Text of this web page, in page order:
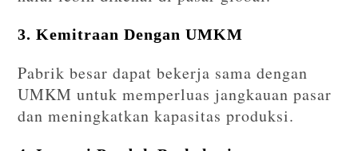
3. Kemitraan Dengan UMKM
Pabrik besar dapat bekerja sama dengan
UMKM untuk memperluas jangkauan pasar
dan meningkatkan kapasitas produksi.